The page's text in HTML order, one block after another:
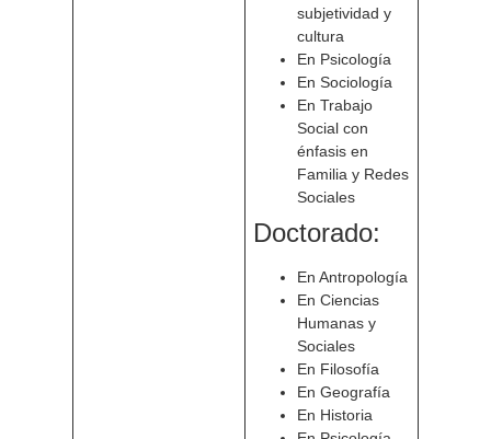
subjetividad y
cultura
En Psicología
En Sociología
En Trabajo
Social con
énfasis en
Familia y Redes
Sociales
Doctorado:
En Antropología
En Ciencias
Humanas y
Sociales
En Filosofía
En Geografía
En Historia